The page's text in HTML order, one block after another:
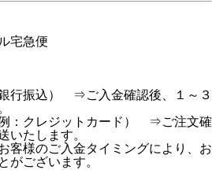
宅急便
行振込） ⇒ご入金確認後、１～３
例：クレジットカード） ⇒ご注文確
いたします。
客様のご入金タイミングにより、お
がございます。